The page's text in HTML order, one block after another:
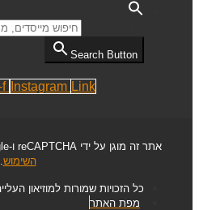
Search Button
f Instagram Link
אתר זה מוגן על ידי reCAPTCHA ו-Google
השימוש
כל הזכויות שמורות למוזיאון
מפת האתר